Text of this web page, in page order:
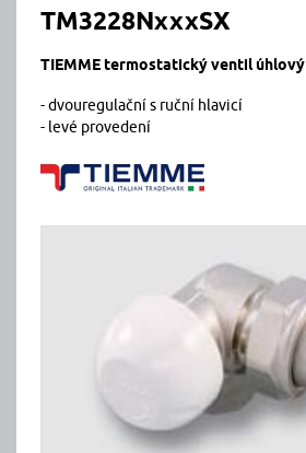
TM3228NxxxSX
TIEMME termostatický ventil úhlový
- dvouregulační s ruční hlavicí
- levé provedení